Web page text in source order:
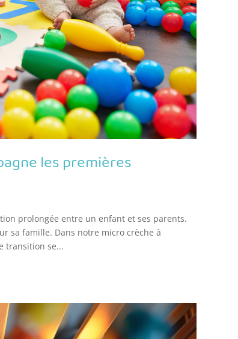
les premières
prolongée entre un enfant et ses parents.
sa famille. Dans notre micro crèche à
transition se...